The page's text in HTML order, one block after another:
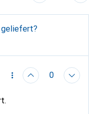
geliefert?
0